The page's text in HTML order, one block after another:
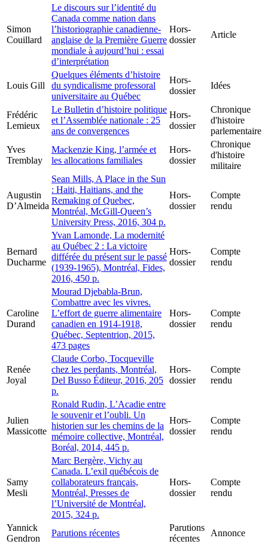
Simon
Couillard
Le discours sur l’identité du
Canada comme nation dans
l’historiographie canadienne-
anglaise de la Première Guerre
mondiale à aujourd’hui : essai
d’interprétation
Hors-
dossier
Article
Louis Gill
Quelques éléments d’histoire
du syndicalisme professoral
universitaire au Québec
Hors-
dossier
Idées
Frédéric
Lemieux
Le Bulletin d’histoire politique
et l’Assemblée nationale : 25
ans de convergences
Hors-
dossier
Chronique
d'histoire
parlementaire
Yves
Tremblay
Mackenzie King, l’armée et
les allocations familiales
Hors-
dossier
Chronique
d'histoire
militaire
Augustin
D’Almeida
Sean Mills, A Place in the Sun
: Haiti, Haitians, and the
Remaking of Quebec,
Montréal, McGill-Queen’s
University Press, 2016, 304 p.
Hors-
dossier
Compte
rendu
Bernard
Ducharme
Yvan Lamonde, La modernité
au Québec 2 : La victoire
différée du présent sur le passé
(1939-1965), Montréal, Fides,
2016, 450 p.
Hors-
dossier
Compte
rendu
Caroline
Durand
Mourad Djebabla-Brun,
Combattre avec les vivres.
L’effort de guerre alimentaire
canadien en 1914-1918,
Québec, Septentrion, 2015,
473 pages
Hors-
dossier
Compte
rendu
Renée
Joyal
Claude Corbo, Tocqueville
chez les perdants, Montréal,
Del Busso Éditeur, 2016, 205
p.
Hors-
dossier
Compte
rendu
Julien
Massicotte
Ronald Rudin, L’Acadie entre
le souvenir et l’oubli. Un
historien sur les chemins de la
mémoire collective, Montréal,
Boréal, 2014, 445 p.
Hors-
dossier
Compte
rendu
Samy
Mesli
Marc Bergère, Vichy au
Canada. L’exil québécois de
collaborateurs français,
Montréal, Presses de
l’Université de Montréal,
2015, 324 p.
Hors-
dossier
Compte
rendu
Yannick
Gendron
Parutions récentes
Parutions
récentes
Annonce